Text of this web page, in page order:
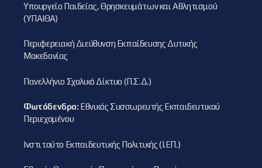
Υπουργείο Παιδείας, Θρησκευμάτων και Αθλητισμού
(ΥΠΑΙΘΑ)
Περιφερειακή Διεύθυνση Εκπαίδευσης Δυτικής
Μακεδονίας
Πανελλήνιο Σχολικό Δίκτυο (Π.Σ.Δ.)
Φωτόδενδρο:Εθνικός Συσσωρευτής Εκπαιδευτικού
Περιεχομένου
Ινστιτούτο Εκπαιδευτικής Πολιτικής (Ι.ΕΠ.)